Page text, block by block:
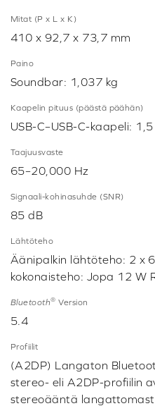
Mitat (P x L x K)
410 x 92,7 x 73,7 mm
Paino
Soundbar: 1,037 kg
Kaapelin pituus (päästä päähän)
USB-C–USB-C-kaapeli: 1,5
Taajuusvaste
65–20,000 Hz
Signaali-kohinasuhde (SNR)
85 dB
Lähtöteho
Äänipalkin lähtöteho: 2 x
kokonaisteho: Jopa 12 W
Bluetooth® Version
5.4
Profiilit
(A2DP) Langaton
stereo- eli A2DP-profiilin
stereoääntä